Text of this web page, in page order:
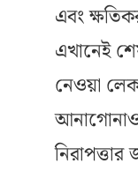
এবং
এখানেই
নেওয়া
আনাগোনাও